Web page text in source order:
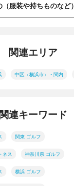
服装や持ちものなど）
関連エリア
中区（横浜市）・関内
連キーワード
関東 ゴルフ
ネス 神奈川県 ゴルフ
横浜 ゴルフ